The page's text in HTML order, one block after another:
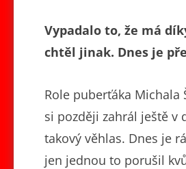
Vypadalo to, že má
chtěl jinak. Dnes je
Role puberťáka Michala
si později zahrál ještě v
takový věhlas. Dnes je
jen jednou to porušil